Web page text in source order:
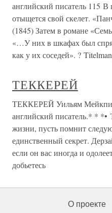
английский писатель 115
отыщется свой скелет.
(1845) Затем в романе
«…У них в шкафах был
как у их соседей». ?
ТЕККЕРЕЙ
ТЕККЕРЕЙ Уильям
английский писатель.* * *•
жизни, пусть помнит
единственный секрет.
если он вас иногда и
добьетесь
О проекте